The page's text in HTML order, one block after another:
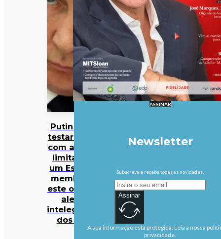
Putin pode
testar NATO
com ataque
limitado a
um Estado-
membro já
este outono,
alerta
intelegência
dos EUA
ASSINAR
Newsletter
Subscreva e receba todas as novidades.
Assinar
A sua informação está protegida. Leia a nossa
privacidade.